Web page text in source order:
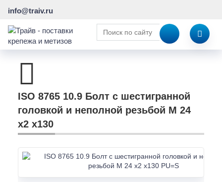
info@traiv.ru
ISO 8765 10.9 Болт с шестигранной
головкой и неполной резьбой M 24
x2 x130